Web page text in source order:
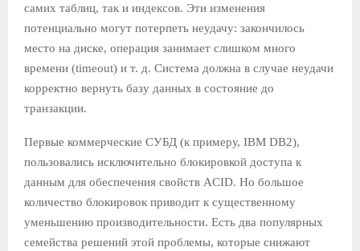
самих таблиц, так и индексов. Эти изменения
потенциально могут потерпеть неудачу: закончилось
место на диске, операция занимает слишком много
времени (timeout) и т. д. Система должна в случае неудачи
корректно вернуть базу данных в состояние до
транзакции.
Первые коммерческие СУБД (к примеру, IBM DB2),
пользовались исключительно блокировкой доступа к
данным для обеспечения свойств ACID. Но большое
количество блокировок приводит к существенному
уменьшению производительности. Есть два популярных
семейства решений этой проблемы, которые снижают